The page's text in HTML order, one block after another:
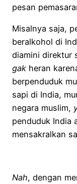
pesan
Misalnya saja,
beralkohol di
diamini direktur
gak heran
berpenduduk
sapi di India,
negara muslim,
penduduk India
mensakralkan
Nah, dengan